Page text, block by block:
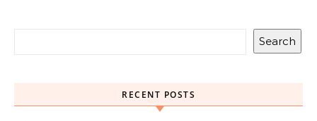
Search
RECENT POSTS